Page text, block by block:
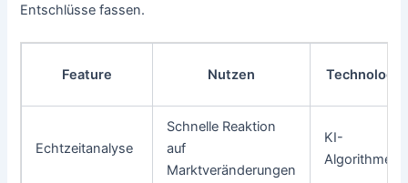
Entschlüsse fassen.
Feature Nutzen Technologie
Echtzeitanalyse
Schnelle Reaktion
auf
Marktveränderungen
KI-
Algorithmen